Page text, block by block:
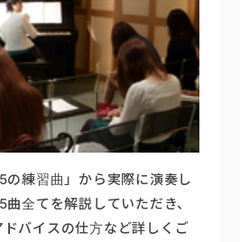
の練習曲」から実際に演奏し
全てを解説していただき、
バイスの仕方など詳しくご